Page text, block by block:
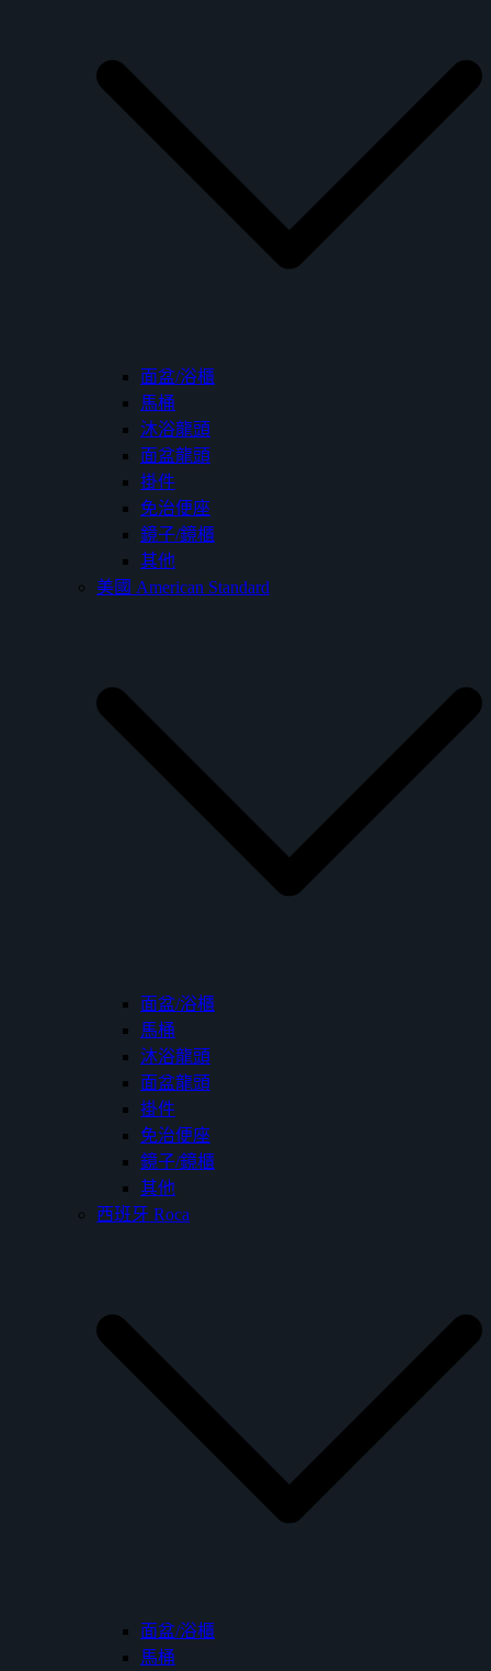
面盆/浴櫃
馬桶
沐浴龍頭
面盆龍頭
掛件
免治便座
鏡子/鏡櫃
其他
美國 American Standard
面盆/浴櫃
馬桶
沐浴龍頭
面盆龍頭
掛件
免治便座
鏡子/鏡櫃
其他
西班牙 Roca
面盆/浴櫃
馬桶